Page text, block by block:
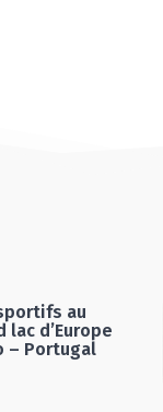
au
lac d’Europe
– Portugal